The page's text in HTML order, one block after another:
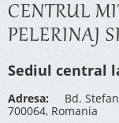
CENTRUL
PELERINAJ
Sediul central
Adresa: Bd. Stefan
700064, Romania